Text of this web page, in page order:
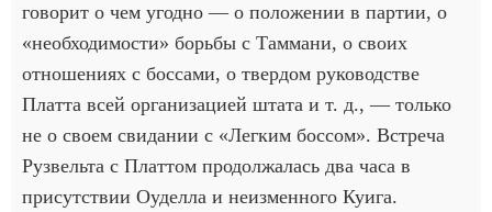
говорит о чем угодно — о положении в партии, о
«необходимости» борьбы с Таммани, о своих
отношениях с боссами, о твердом руководстве
Платта всей организацией штата и т. д., — только
не о своем свидании с «Легким боссом». Встреча
Рузвельта с Платтом продолжалась два часа в
присутствии Оуделла и неизменного Куига.